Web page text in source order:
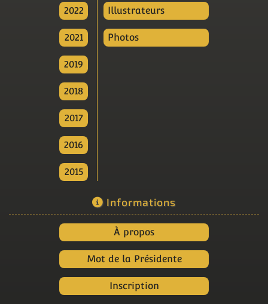
2022
2021
2019
2018
2017
2016
2015
Illustrateurs
Photos
Informations
À propos
Mot de la Présidente
Inscription